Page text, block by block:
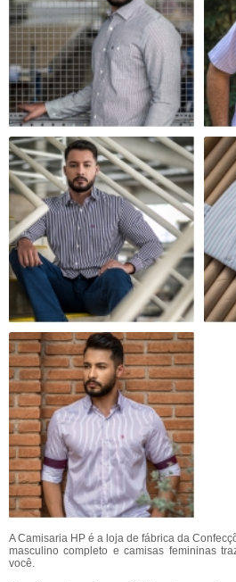
A Camisaria HP é a loja de fábrica da
masculino completo e camisas femininas
você.